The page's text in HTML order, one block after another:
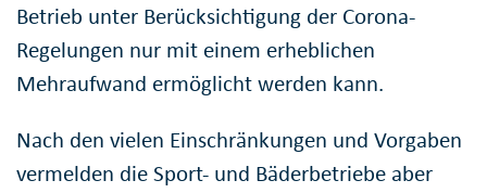
Betrieb unter Berücksichtigung der Corona-
Regelungen nur mit einem erheblichen
Mehraufwand ermöglicht werden kann.
Nach den vielen Einschränkungen und Vorgaben
vermelden die Sport- und Bäderbetriebe aber